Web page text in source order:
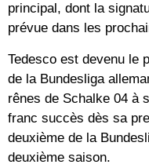
principal, dont la
prévue dans les
Tedesco est devenu le
de la Bundesliga
rênes de Schalke 04 à
franc succès dès sa
deuxième de la
deuxième saison.